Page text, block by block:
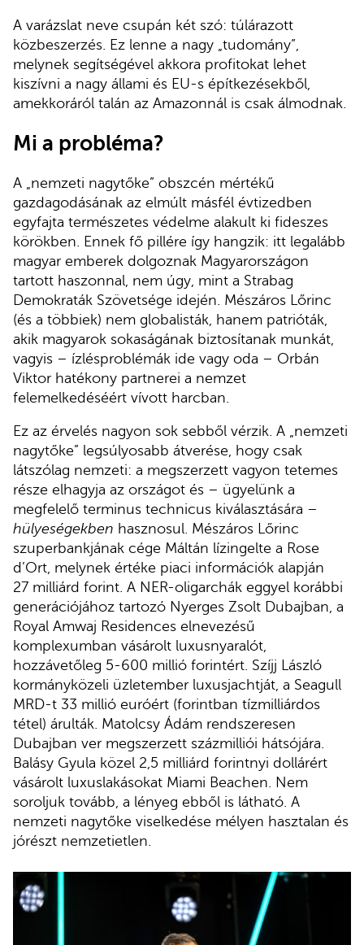
A varázslat neve csupán két szó: túlárazott
közbeszerzés. Ez lenne a nagy „tudomány”,
melynek segítségével akkora profitokat lehet
kiszívni a nagy állami és EU-s építkezésekből,
amekkoráról talán az Amazonnál is csak álmodnak.
Mi a probléma?
A „nemzeti nagytőke” obszcén mértékű
gazdagodásának az elmúlt másfél évtizedben
egyfajta természetes védelme alakult ki fideszes
körökben. Ennek fő pillére így hangzik: itt legalább
magyar emberek dolgoznak Magyarországon
tartott haszonnal, nem úgy, mint a Strabag
Demokraták Szövetsége idején. Mészáros Lőrinc
(és a többiek) nem globalisták, hanem patrióták,
akik magyarok sokaságának biztosítanak munkát,
vagyis – ízlésproblémák ide vagy oda – Orbán
Viktor hatékony partnerei a nemzet
felemelkedéséért vívott harcban.
Ez az érvelés nagyon sok sebből vérzik. A „nemzeti
nagytőke” legsúlyosabb átverése, hogy csak
látszólag nemzeti: a megszerzett vagyon tetemes
része elhagyja az országot és – ügyelünk a
megfelelő terminus technicus kiválasztására –
hülyeségekben hasznosul. Mészáros Lőrinc
szuperbankjának cége Máltán lízingelte a Rose
d’Ort, melynek értéke piaci információk alapján
27 milliárd forint. A NER-oligarchák eggyel korábbi
generációjához tartozó Nyerges Zsolt Dubajban, a
Royal Amwaj Residences elnevezésű
komplexumban vásárolt luxusnyaralót,
hozzávetőleg 5-600 millió forintért. Szíjj László
kormányközeli üzletember luxusjachtját, a Seagull
MRD-t 33 millió euróért (forintban tízmilliárdos
tétel) árulták. Matolcsy Ádám rendszeresen
Dubajban ver megszerzett százmilliói hátsójára.
Balásy Gyula közel 2,5 milliárd forintnyi dollárért
vásárolt luxuslakásokat Miami Beachen. Nem
soroljuk tovább, a lényeg ebből is látható. A
nemzeti nagytőke viselkedése mélyen hasztalan és
jórészt nemzetietlen.